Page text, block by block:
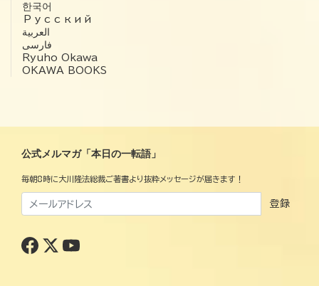
한국어
Русский
العربية‏
فارسی
Ryuho Okawa
OKAWA BOOKS
公式メルマガ「本日の一転語」
毎朝8時に大川隆法総裁ご著書より抜粋メッセージが届きます！
登録